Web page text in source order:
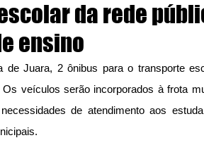
da rede
ensino
de Juara, 2 ônibus para o transporte
veículos serão incorporados à frota
de atendimento aos